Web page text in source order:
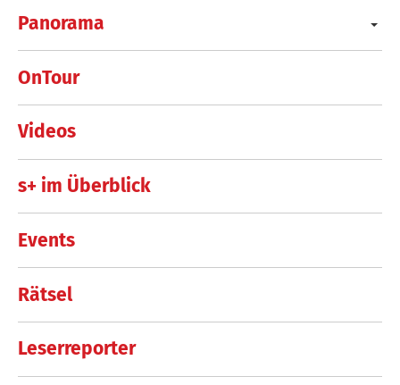
Panorama
OnTour
Videos
s+ im Überblick
Events
Rätsel
Leserreporter